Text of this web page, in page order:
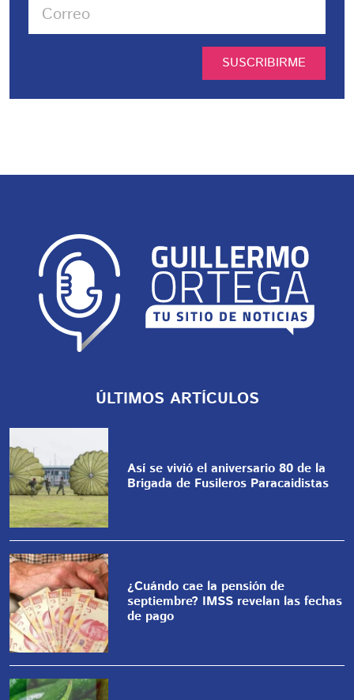
SUSCRIBIRME
ÚLTIMOS ARTÍCULOS
Así se vivió el aniversario 80 de la
Brigada de Fusileros Paracaidistas
¿Cuándo cae la pensión de
septiembre? IMSS revelan las fechas
de pago